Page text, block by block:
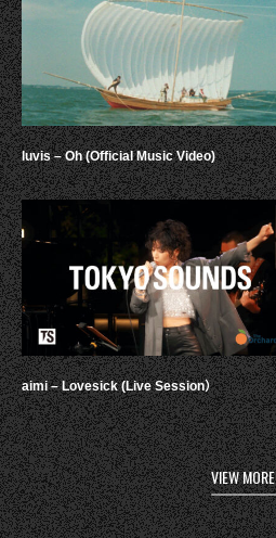
luvis – Oh (Official Music Video)
aimi – Lovesick (Live Session）
VIEW MORE